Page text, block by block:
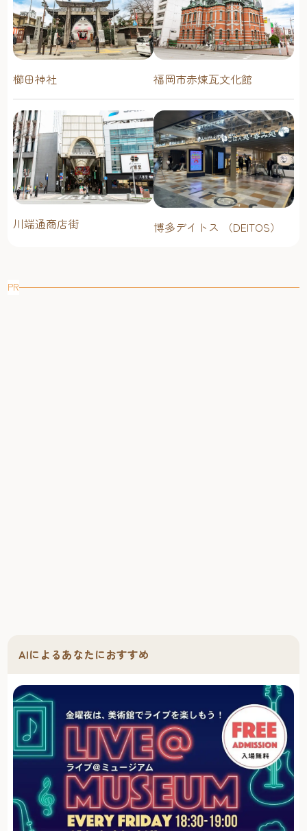
櫛田神社 福岡市赤煉瓦文化館
川端通商店街 博多デイトス （DEITOS）
PR
AIによるあなたにおすすめ